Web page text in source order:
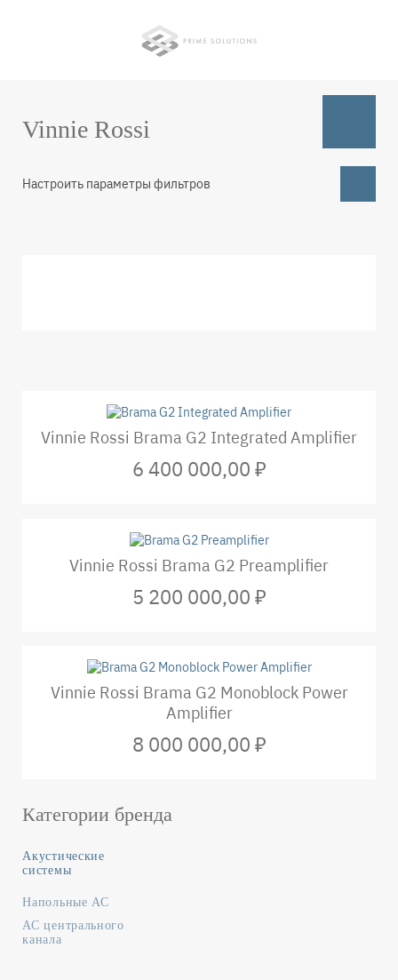
Vinnie Rossi
Настроить параметры фильтров
Vinnie Rossi Brama G2 Integrated Amplifier
6 400 000,00 ₽
Vinnie Rossi Brama G2 Preamplifier
5 200 000,00 ₽
Vinnie Rossi Brama G2 Monoblock Power
Amplifier
8 000 000,00 ₽
Категории бренда
Акустические
системы
Напольные АС
АС центрального
канала